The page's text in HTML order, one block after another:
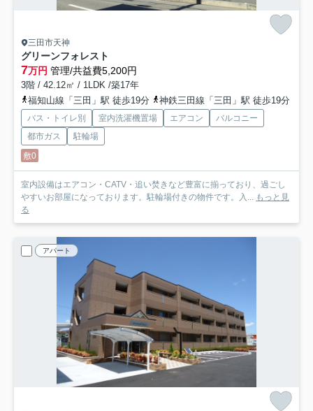
三田市天神
グリーンフォレスト
7万円 管理/共益費5,200円
3階 / 42.12㎡ / 1LDK /築17年
福知山線「三田」駅 徒歩19分
神鉄三田線「三田」駅 徒歩19分
バス・トイレ別 室内洗濯機置場 エアコン
バルコニー
都市ガス
駐輪場
敷0
室内設備はエアコン・CATV・追い焚きなど豊富に揃っており、過ごし
やすいお部屋になっております。駐輪場付きの物件です。入... もっと見
る
アパート